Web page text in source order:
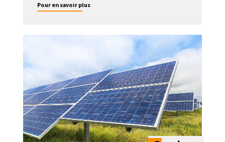
Pour en savoir plus